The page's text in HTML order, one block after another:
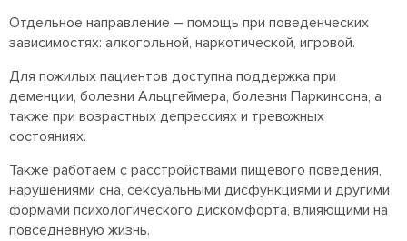
Отдельное направление – помощь при поведенческих
зависимостях: алкогольной, наркотической, игровой.
Для пожилых пациентов доступна поддержка при
деменции, болезни Альцгеймера, болезни Паркинсона, а
также при возрастных депрессиях и тревожных
состояниях.
Также работаем с расстройствами пищевого поведения,
нарушениями сна, сексуальными дисфункциями и другими
формами психологического дискомфорта, влияющими на
повседневную жизнь.